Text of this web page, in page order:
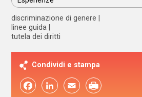
discriminazione di genere
linee guida
tutela dei diritti
Condividi e stampa
FacebookLinkedIn Email